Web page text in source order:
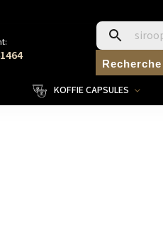
Recherche
KOFFIE CAPSULES